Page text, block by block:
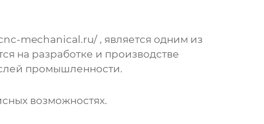
mechanical.ru/, является одним из
на разработке и производстве
промышленности.
возможностях.